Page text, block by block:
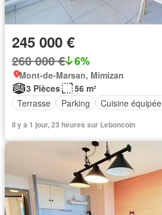
245 000 €
260 000 € 6%
Mont-de-Marsan, Mimizan
3 Pièces
56 m²
Terrasse
Parking Cuisine équipée
Il y a 1 jour, 23 heures sur Leboncoin